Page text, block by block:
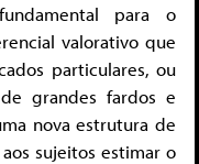
para o
valorativo que
particulares, ou
grandes fardos e
nova estrutura de
sujeitos estimar o